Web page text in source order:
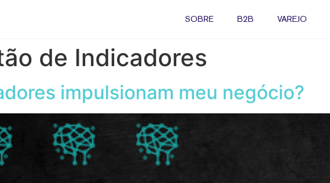
SOBRE B2B VAREJO
de Indicadores
impulsionam meu negócio?